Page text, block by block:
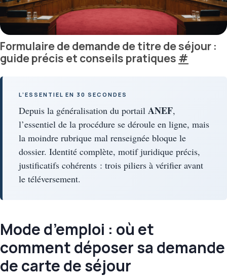
Formulaire de demande de titre de séjour :
guide précis et conseils pratiques #
L’ESSENTIEL EN 30 SECONDES
Depuis la généralisation du portail ANEF,
l’essentiel de la procédure se déroule en ligne, mais
la moindre rubrique mal renseignée bloque le
dossier. Identité complète, motif juridique précis,
justificatifs cohérents : trois piliers à vérifier avant
le téléversement.
Mode d’emploi : où et
comment déposer sa demande
de carte de séjour